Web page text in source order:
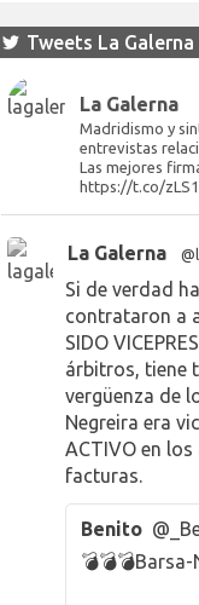
Tweets La Galerna
La Galerna
Madridismo y
entrevistas
Las mejores
https://t.co/
La Galerna
Si de verdad
contrataron a
SIDO
árbitros, tiene
vergüenza de
Negreira era
ACTIVO en
facturas.
Benito
💣💣💣Barsa-